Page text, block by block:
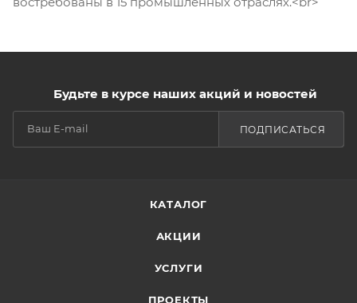
Будьте в курсе наших акций и новостей
ПОДПИСАТЬСЯ
КАТАЛОГ
АКЦИИ
УСЛУГИ
ПРОЕКТЫ